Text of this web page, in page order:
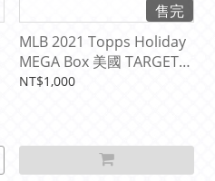
售完
MLB 2021 Topps Holiday
MEGA Box 美國 TARGET
Walmart RETAIL 通路獨有
NT$1,000